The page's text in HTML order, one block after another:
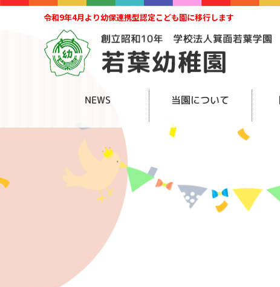
令和9年4月より幼保連携型認定こども園に移行します
NEWS 当園について